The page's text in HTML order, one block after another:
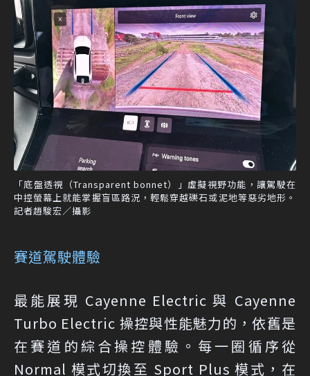
「底盤透視（Transparent bonnet）」虛擬視野功能，讓駕駛在
中控螢幕上就能掌握盲區路況，輕鬆穿越礫石或泥地等惡劣地形。
記者趙駿宏／攝影
賽道駕駛體驗
最能展現 Cayenne Electric 與 Cayenne
Turbo Electric 操控與性能魅力的，依舊是
在賽道的綜合操控體驗。每一圈循序從
Normal 模式切換至 Sport Plus 模式，在